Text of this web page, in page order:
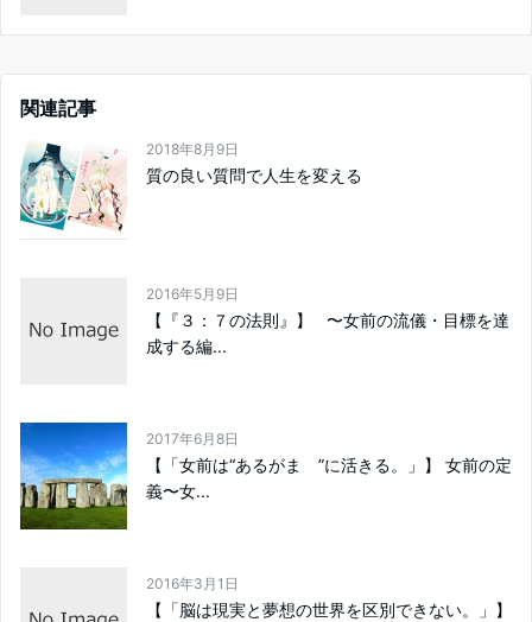
関連記事
2018年8月9日
質の良い質問で人生を変える
2016年5月9日
【『３：７の法則』】 〜女前の流儀・目標を達
成する編...
2017年6月8日
【「女前は“あるがまゝ”に活きる。」】 女前の定
義〜女...
2016年3月1日
【「脳は現実と夢想の世界を区別できない。」】